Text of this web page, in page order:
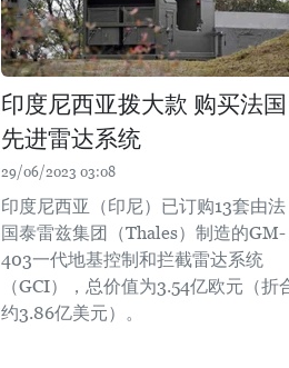
印度尼西亚拨大款 购买法国
先进雷达系统
29/06/2023 03:08
印度尼西亚（印尼）已订购13套由法
国泰雷兹集团（Thales）制造的GM-
403一代地基控制和拦截雷达系统
（GCI），总价值为3.54亿欧元（折
约3.86亿美元）。